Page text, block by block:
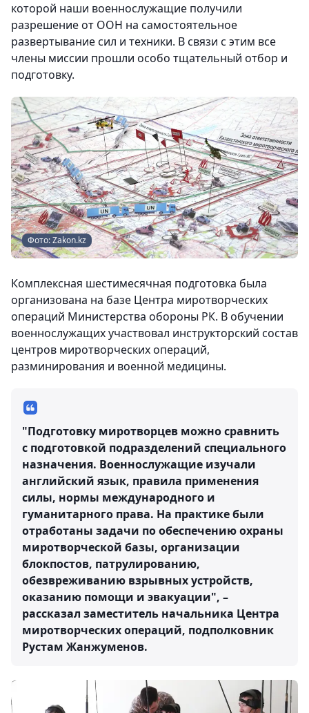
которой наши военнослужащие получили
разрешение от ООН на самостоятельное
развертывание сил и техники. В связи с этим все
члены миссии прошли особо тщательный отбор и
подготовку.
Фото: Zakon.kz
Комплексная шестимесячная подготовка была
организована на базе Центра миротворческих
операций Министерства обороны РК. В обучении
военнослужащих участвовал инструкторский состав
центров миротворческих операций,
разминирования и военной медицины.
"Подготовку миротворцев можно сравнить
с подготовкой подразделений специального
назначения. Военнослужащие изучали
английский язык, правила применения
силы, нормы международного и
гуманитарного права. На практике были
отработаны задачи по обеспечению охраны
миротворческой базы, организации
блокпостов, патрулированию,
обезвреживанию взрывных устройств,
оказанию помощи и эвакуации", –
рассказал заместитель начальника Центра
миротворческих операций, подполковник
Рустам Жанжуменов.